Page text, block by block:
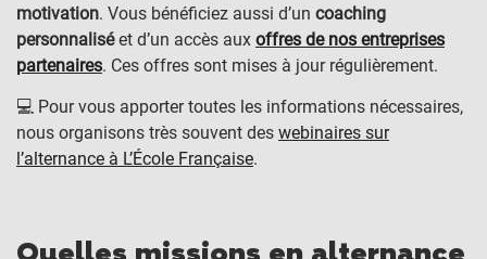
motivation. Vous bénéficiez aussi d’un coaching
personnaliséet d’un accès aux offres de nos entreprises
partenaires. Ces offres sont mises à jour régulièrement.
💻 Pour vous apporter toutes les informations nécessaires,
nous organisons très souvent des webinaires sur
l’alternance à L’École Française.